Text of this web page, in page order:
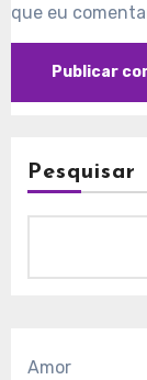
que eu
Pesquisar
Amor